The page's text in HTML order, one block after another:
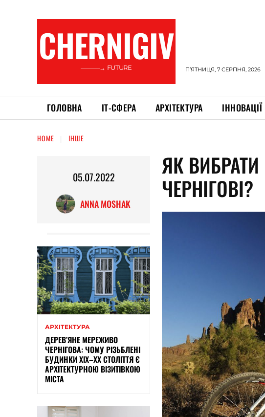
CHERNIGIV
———→ FUTURE П’ЯТНИЦЯ, 7 СЕРПНЯ, 2026
ГОЛОВНА ІТ-СФЕРА АРХІТЕКТУРА ІННОВАЦІЇ
HOME ІНШЕ
05.07.2022
ANNA MOSHAK
АРХІТЕКТУРА
ДЕРЕВ’ЯНЕ МЕРЕЖИВО
ЧЕРНІГОВА: ЧОМУ РІЗЬБЛЕНІ
БУДИНКИ ХІХ–ХХ СТОЛІТТЯ Є
АРХІТЕКТУРНОЮ ВІЗИТІВКОЮ
МІСТА
ЯК
ЧЕРНІГОВІ?